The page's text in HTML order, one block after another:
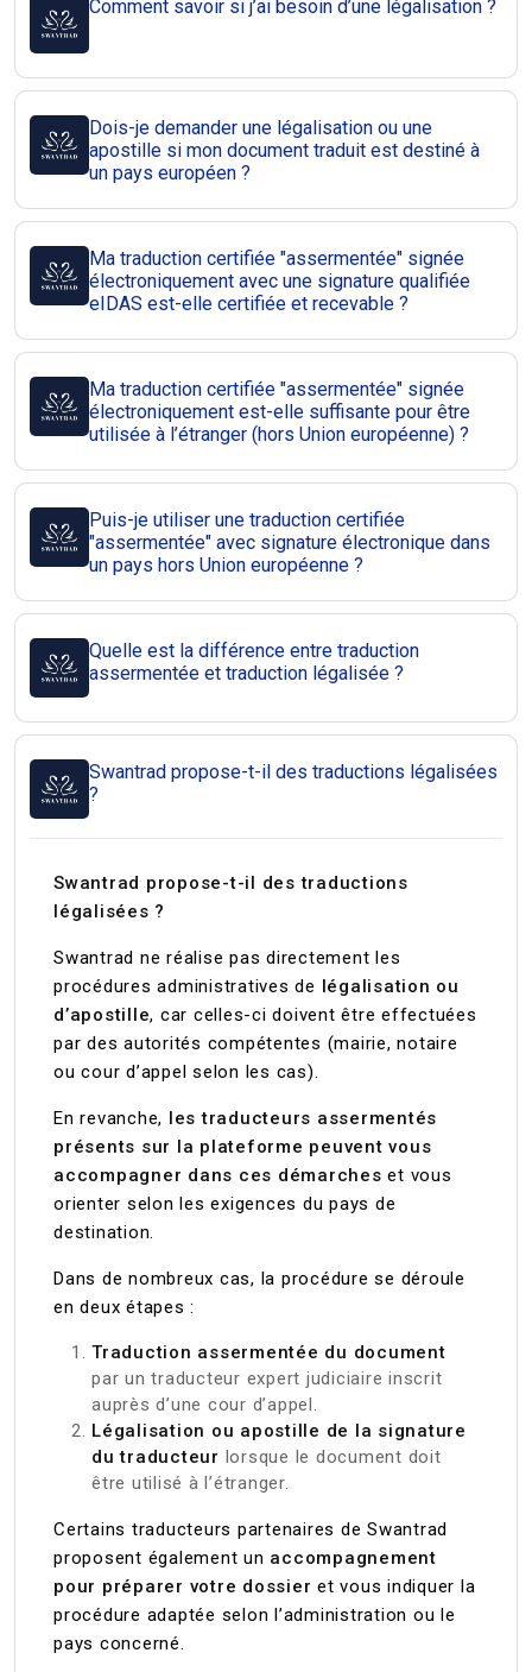
Comment savoir si j’ai besoin d’une légalisation ?
Dois-je demander une légalisation ou une
apostille si mon document traduit est destiné à
un pays européen ?
Ma traduction certifiée "assermentée" signée
électroniquement avec une signature qualifiée
eIDAS est-elle certifiée et recevable ?
Ma traduction certifiée "assermentée" signée
électroniquement est-elle suffisante pour être
utilisée à l’étranger (hors Union européenne) ?
Puis-je utiliser une traduction certifiée
"assermentée" avec signature électronique dans
un pays hors Union européenne ?
Quelle est la différence entre traduction
assermentée et traduction légalisée ?
Swantrad propose-t-il des traductions légalisées
?
Swantrad propose-t-il des traductions
légalisées ?
Swantrad ne réalise pas directement les
procédures administratives de légalisation ou
d’apostille, car celles-ci doivent être effectuées
par des autorités compétentes (mairie, notaire
ou cour d’appel selon les cas).
En revanche, les traducteurs assermentés
présents sur la plateforme peuvent vous
accompagner dans ces démarches et vous
orienter selon les exigences du pays de
destination.
Dans de nombreux cas, la procédure se déroule
en deux étapes :
Traduction assermentée du document
par un traducteur expert judiciaire inscrit
auprès d’une cour d’appel.
Légalisation ou apostille de la signature
du traducteur lorsque le document doit
être utilisé à l’étranger.
Certains traducteurs partenaires de Swantrad
proposent également un accompagnement
pour préparer votre dossier et vous indiquer la
procédure adaptée selon l’administration ou le
pays concerné.